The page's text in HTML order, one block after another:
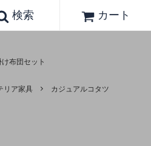
検索 カート
布団セット
リア家具 カジュアルコタツ